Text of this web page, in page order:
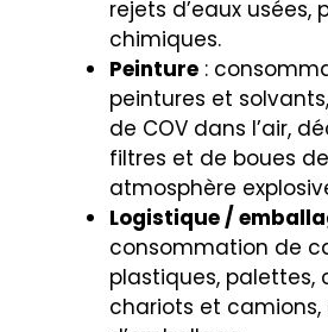
rejets d’eaux usées,
chimiques.
Peinture :
peintures et
de COV dans l’air,
filtres et de boues
atmosphère
Logistique /
consommation de
plastiques, palettes,
chariots et